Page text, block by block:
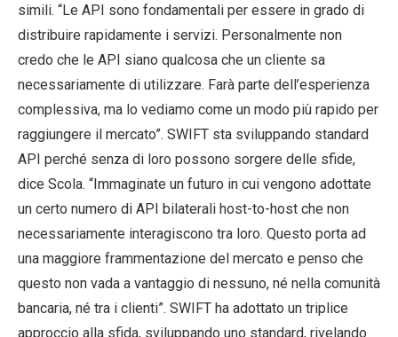
simili. “Le API sono fondamentali per essere in grado di
distribuire rapidamente i servizi. Personalmente non
credo che le API siano qualcosa che un cliente sa
necessariamente di utilizzare. Farà parte dell’esperienza
complessiva, ma lo vediamo come un modo più rapido per
raggiungere il mercato”. SWIFT sta sviluppando standard
API perché senza di loro possono sorgere delle sfide,
dice Scola. “Immaginate un futuro in cui vengono adottate
un certo numero di API bilaterali host-to-host che non
necessariamente interagiscono tra loro. Questo porta ad
una maggiore frammentazione del mercato e penso che
questo non vada a vantaggio di nessuno, né nella comunità
bancaria, né tra i clienti”. SWIFT ha adottato un triplice
approccio alla sfida, sviluppando uno standard, rivelando